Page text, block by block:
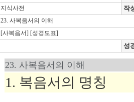
지식사전
작
23. 사복음서의 이해
[사복음서] [성경도표]
성
23. 사복음서의 이해
1. 복음서의 명칭